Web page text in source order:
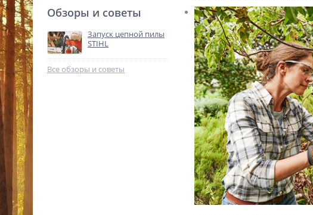
%
Обзоры и советы
Запуск цепной пилы
STIHL
Все обзоры и советы